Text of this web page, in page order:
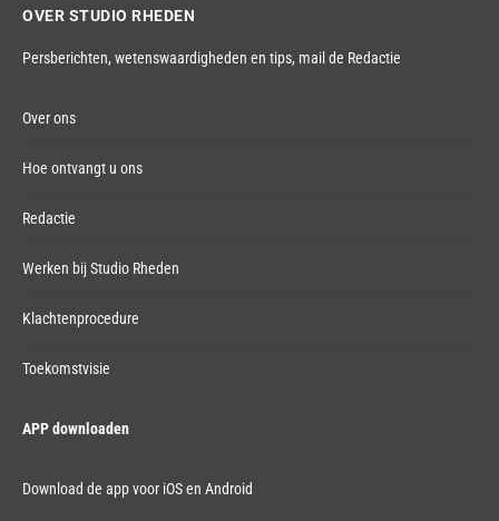
OVER STUDIO RHEDEN
Persberichten, wetenswaardigheden en tips, mail de Redactie
Over ons
Hoe ontvangt u ons
Redactie
Werken bij Studio Rheden
Klachtenprocedure
Toekomstvisie
APP downloaden
Download de app voor iOS en Android